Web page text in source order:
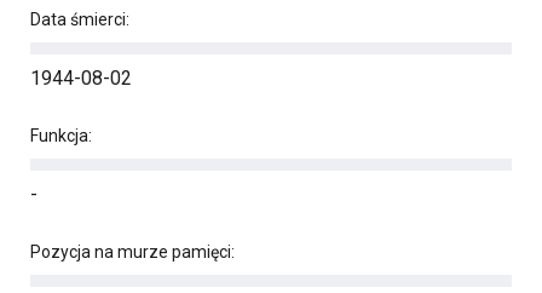
Data śmierci:
1944-08-02
Funkcja:
-
Pozycja na murze pamięci: